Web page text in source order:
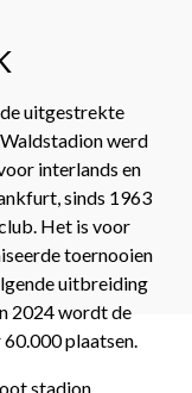
uitgestrekte
werd
interlands en
sinds 1963
Het is voor
toernooien
uitbreiding
2024 wordt de
plaatsen.
stadion,